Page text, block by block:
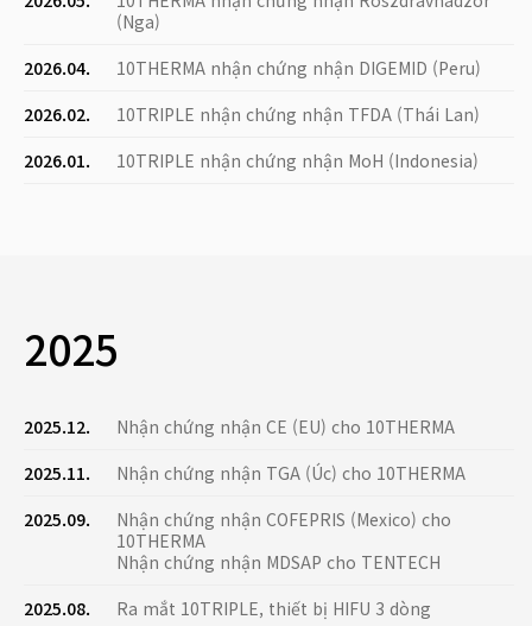
(Nga)
2026.04.
10THERMA nhận chứng nhận DIGEMID (Peru)
2026.02.
10TRIPLE nhận chứng nhận TFDA (Thái Lan)
2026.01.
10TRIPLE nhận chứng nhận MoH (Indonesia)
2025
2025.12.
Nhận chứng nhận CE (EU) cho 10THERMA
2025.11.
Nhận chứng nhận TGA (Úc) cho 10THERMA
2025.09.
Nhận chứng nhận COFEPRIS (Mexico) cho
10THERMA
Nhận chứng nhận MDSAP cho TENTECH
2025.08.
Ra mắt 10TRIPLE, thiết bị HIFU 3 dòng